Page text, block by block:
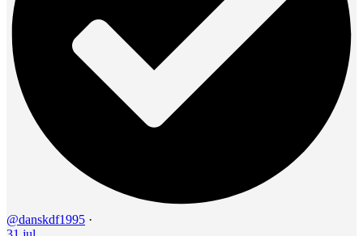
@danskdf1995 ·